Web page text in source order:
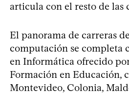
articula con el resto de las
El panorama de carreras
computación se completa
en Informática ofrecido
Formación en Educación,
Montevideo, Colonia,